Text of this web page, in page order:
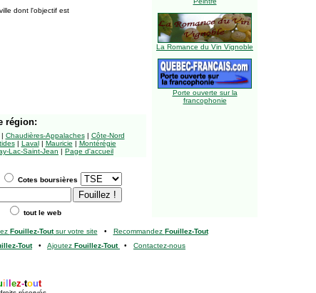
dont l'objectif est
La Romance du Vin Vignoble
Porte ouverte sur la
francophonie
région:
Chaudières-Appalaches| Côte-Nord
| Laval| Mauricie | Montérégie
Lac-Saint-Jean | Page d'accueil
Cotes boursières
tout le web
Fouillez-Toutsur votre site • Recommandez Fouillez-Tout
Tout• Ajoutez Fouillez-Tout • Contactez-nous
i ez-tout